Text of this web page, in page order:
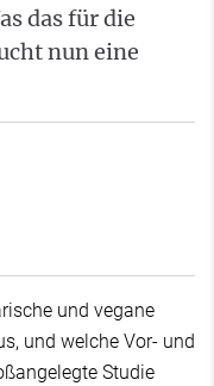
das für die
nun eine
und vegane
und welche Vor- und
Studie